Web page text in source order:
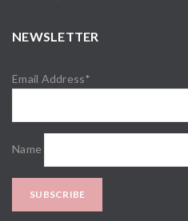
NEWSLETTER
Email Address*
Name